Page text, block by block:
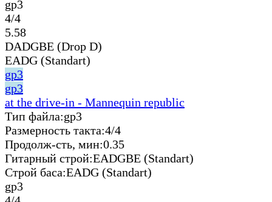
gp3
4/4
5.58
DADGBE (Drop D)
EADG (Standart)
gp3
gp3
at the drive-in - Mannequin republic
Тип файла:gp3
Размерность такта:4/4
Продолж-сть, мин:0.35
Гитарный строй:EADGBE (Standart)
Строй баса:EADG (Standart)
gp3